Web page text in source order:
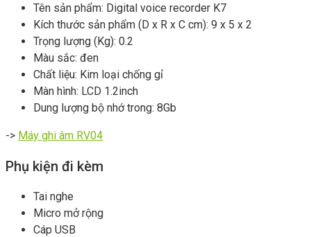
Tên sản phẩm: Digital voice recorder K7
Kích thước sản phẩm (D x R x C cm): 9 x 5 x 2
Trọng lượng (Kg): 0.2
Màu sắc: đen
Chất liệu: Kim loại chống gỉ
Màn hình: LCD 1.2inch
Dung lượng bộ nhớ trong: 8Gb
-> Máy ghi âm RV04
Phụ kiện đi kèm
Tai nghe
Micro mở rộng
Cáp USB